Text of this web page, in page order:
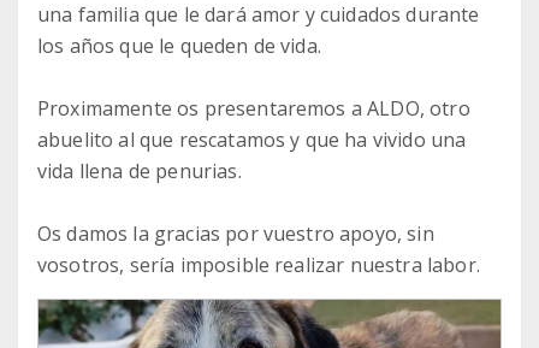
una familia que le dará amor y cuidados durante
los años que le queden de vida.
Proximamente os presentaremos a ALDO, otro
abuelito al que rescatamos y que ha vivido una
vida llena de penurias.
Os damos la gracias por vuestro apoyo, sin
vosotros, sería imposible realizar nuestra labor.